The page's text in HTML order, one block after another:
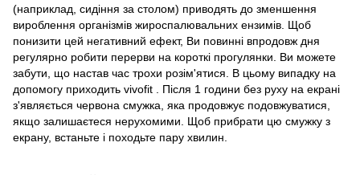
(наприклад, сидіння за столом) приводять до зменшення
вироблення організмів жироспалювальних ензимів. Щоб
понизити цей негативний ефект, Ви повинні впродовж дня
регулярно робити перерви на короткі прогулянки. Ви можете
забути, що настав час трохи розім'ятися. В цьому випадку на
допомогу приходить vivofit . Після 1 години без руху на екрані
з'являється червона смужка, яка продовжує подовжуватися,
якщо залишаєтеся нерухомими. Щоб прибрати цю смужку з
екрану, встаньте і походьте пару хвилин.